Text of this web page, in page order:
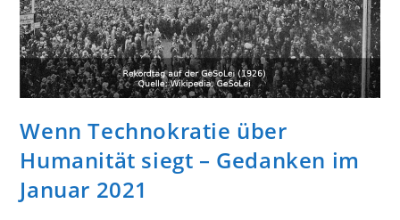
Wenn Technokratie über
Humanität siegt – Gedanken im
Januar 2021